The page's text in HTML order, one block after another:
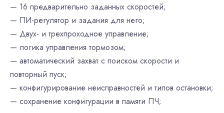
— 16 предварительно заданных скоростей;
— ПИ-регулятор и задания для него;
— Двух- и трехпроходное управление;
— логика управления тормозом;
— автоматический захват с поиском скорости и
повторный пуск;
— конфигурирование неисправностей и типов остановки;
— сохранение конфигурации в памяти ПЧ;